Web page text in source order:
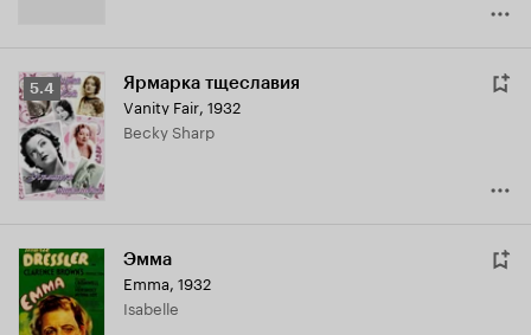
Рейтинг
Кинопоиска
5.4
5.4 Ярмарка тщеславия
Vanity Fair, 1932
Becky Sharp
Эмма
Emma, 1932
Isabelle